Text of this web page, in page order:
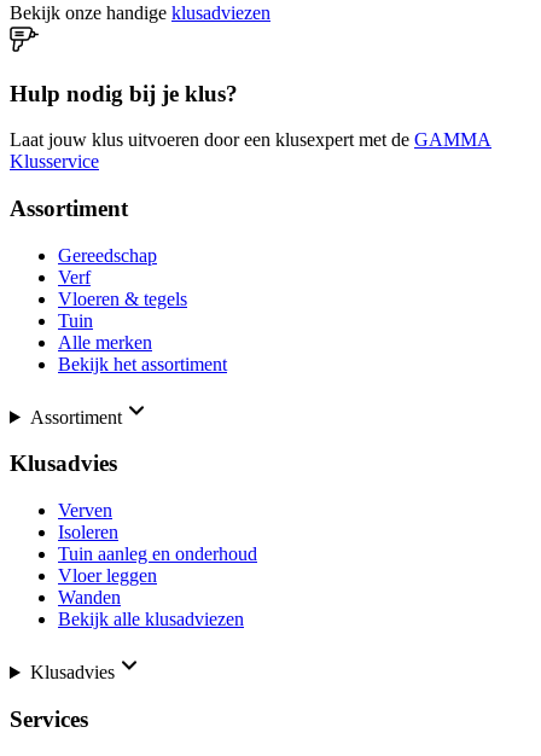
Bekijk onze handige klusadviezen
Hulp nodig bij je klus?
Laat jouw klus uitvoeren door een klusexpert met de GAMMA
Klusservice
Assortiment
Gereedschap
Verf
Vloeren & tegels
Tuin
Alle merken
Bekijk het assortiment
Assortiment
Klusadvies
Verven
Isoleren
Tuin aanleg en onderhoud
Vloer leggen
Wanden
Bekijk alle klusadviezen
Klusadvies
Services